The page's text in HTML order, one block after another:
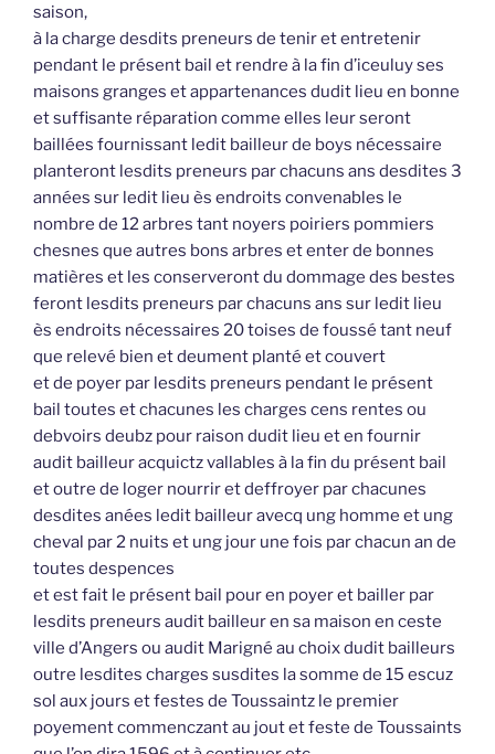
saison,
à la charge desdits preneurs de tenir et entretenir
pendant le présent bail et rendre à la fin d’iceuluy ses
maisons granges et appartenances dudit lieu en bonne
et suffisante réparation comme elles leur seront
baillées fournissant ledit bailleur de boys nécessaire
planteront lesdits preneurs par chacuns ans desdites 3
années sur ledit lieu ès endroits convenables le
nombre de 12 arbres tant noyers poiriers pommiers
chesnes que autres bons arbres et enter de bonnes
matières et les conserveront du dommage des bestes
feront lesdits preneurs par chacuns ans sur ledit lieu
ès endroits nécessaires 20 toises de foussé tant neuf
que relevé bien et deument planté et couvert
et de poyer par lesdits preneurs pendant le présent
bail toutes et chacunes les charges cens rentes ou
debvoirs deubz pour raison dudit lieu et en fournir
audit bailleur acquictz vallables à la fin du présent bail
et outre de loger nourrir et deffroyer par chacunes
desdites anées ledit bailleur avecq ung homme et ung
cheval par 2 nuits et ung jour une fois par chacun an de
toutes despences
et est fait le présent bail pour en poyer et bailler par
lesdits preneurs audit bailleur en sa maison en ceste
ville d’Angers ou audit Marigné au choix dudit bailleurs
outre lesdites charges susdites la somme de 15 escuz
sol aux jours et festes de Toussaintz le premier
poyement commenczant au jout et feste de Toussaints